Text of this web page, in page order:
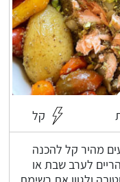
קל
מהיר קל להכנה
לערב שבת או